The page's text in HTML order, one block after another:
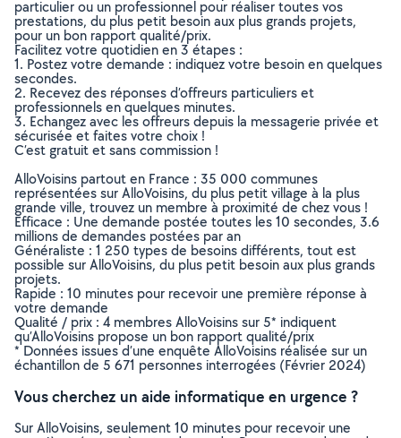
particulier ou un professionnel pour réaliser toutes vos
prestations, du plus petit besoin aux plus grands projets,
pour un bon rapport qualité/prix.
Facilitez votre quotidien en 3 étapes :
1. Postez votre demande : indiquez votre besoin en quelques
secondes.
2. Recevez des réponses d’offreurs particuliers et
professionnels en quelques minutes.
3. Echangez avec les offreurs depuis la messagerie privée et
sécurisée et faites votre choix !
C’est gratuit et sans commission !
AlloVoisins partout en France : 35 000 communes
représentées sur AlloVoisins, du plus petit village à la plus
grande ville, trouvez un membre à proximité de chez vous !
Efficace : Une demande postée toutes les 10 secondes, 3.6
millions de demandes postées par an
Généraliste : 1 250 types de besoins différents, tout est
possible sur AlloVoisins, du plus petit besoin aux plus grands
projets.
Rapide : 10 minutes pour recevoir une première réponse à
votre demande
Qualité / prix : 4 membres AlloVoisins sur 5* indiquent
qu’AlloVoisins propose un bon rapport qualité/prix
* Données issues d’une enquête AlloVoisins réalisée sur un
échantillon de 5 671 personnes interrogées (Février 2024)
Vous cherchez un aide informatique en urgence ?
Sur AlloVoisins, seulement 10 minutes pour recevoir une